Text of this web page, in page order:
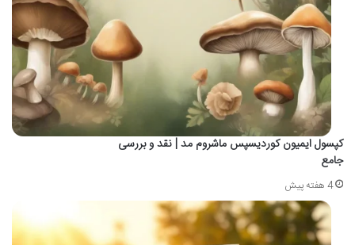
کپسول ایمیون کوردیسپس ماشروم مد | نقد و بررسی
جامع
4 هفته پیش